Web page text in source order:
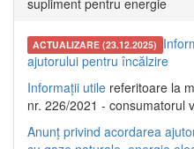
ACTUALIZARE (23.12.2025)
ajutorului pentru încălzire
Informații utile referitoare la
nr. 226/2021 - consumatorul
Anunț privind acordarea